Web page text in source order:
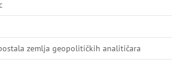
zemlja geopolitičkih analitičara